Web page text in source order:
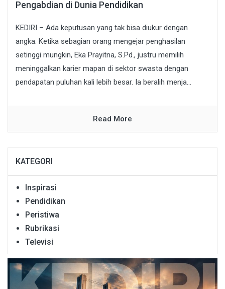
Pengabdian di Dunia Pendidikan
KEDIRI – Ada keputusan yang tak bisa diukur dengan
angka. Ketika sebagian orang mengejar penghasilan
setinggi mungkin, Eka Prayitna, S.Pd., justru memilih
meninggalkan karier mapan di sektor swasta dengan
pendapatan puluhan kali lebih besar. Ia beralih menja...
Read More
KATEGORI
Inspirasi
Pendidikan
Peristiwa
Rubrikasi
Televisi